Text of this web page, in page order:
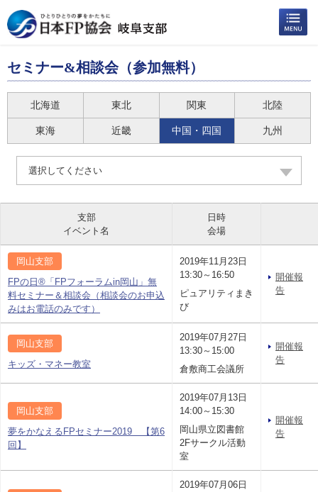
セミナー&相談会（参加無料）
北海道 東北 関東 北陸
東海 近畿 中国・四国 九州
選択してください
支部
イベント名
日時
会場
岡山支部
FPの日®「FPフォーラムin岡山」無
料セミナー＆相談会（相談会のお申込
みはお電話のみです）
2019年11月23日
13:30～16:50
ピュアリティまき
び
開催報
告
岡山支部
キッズ・マネー教室
2019年07月27日
13:30～15:00
倉敷商工会議所
開催報
告
岡山支部
夢をかなえるFPセミナー2019 【第6
回】
2019年07月13日
14:00～15:30
岡山県立図書館
2Fサークル活動
室
開催報
告
2019年07月06日